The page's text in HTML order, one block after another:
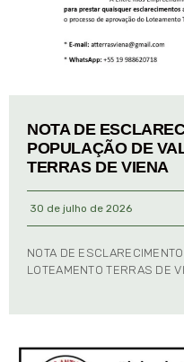
NOTA DE
POPULAÇÃO DE
TERRAS DE VIENA
30 de julho de 2026
NOTA DE
LOTEAMENTO TERRAS DE